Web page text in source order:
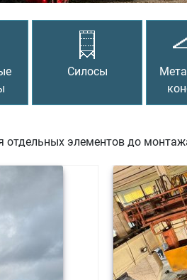
Силосы
отдельных элементов до